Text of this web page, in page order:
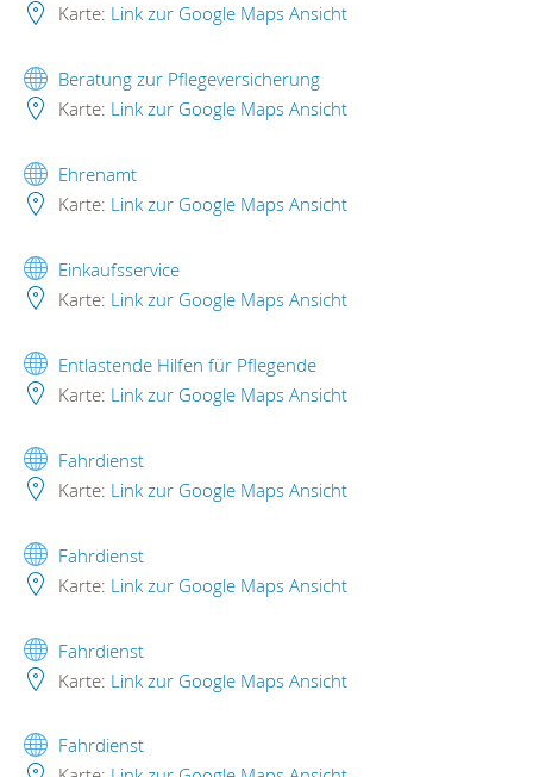
Karte: Link zur Google Maps Ansicht
Beratung zur Pflegeversicherung
Karte: Link zur Google Maps Ansicht
Ehrenamt
Karte: Link zur Google Maps Ansicht
Einkaufsservice
Karte: Link zur Google Maps Ansicht
Entlastende Hilfen für Pflegende
Karte: Link zur Google Maps Ansicht
Fahrdienst
Karte: Link zur Google Maps Ansicht
Fahrdienst
Karte: Link zur Google Maps Ansicht
Fahrdienst
Karte: Link zur Google Maps Ansicht
Fahrdienst